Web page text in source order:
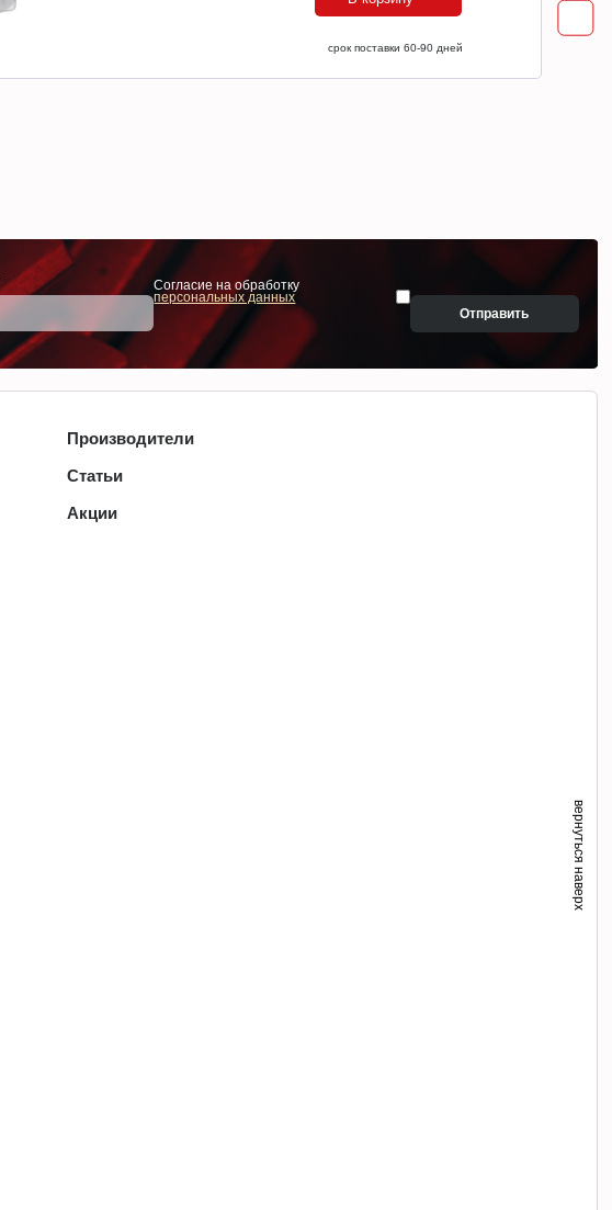
срок поставки 60-90 дней
Согласие на обработку
персональных данных
Отправить
Производители
Статьи
Акции
вернуться наверх